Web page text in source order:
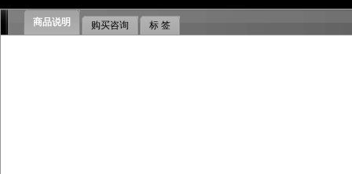
商品说明 购买咨询 标 签